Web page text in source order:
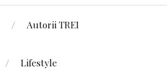
Autorii TREI
Lifestyle